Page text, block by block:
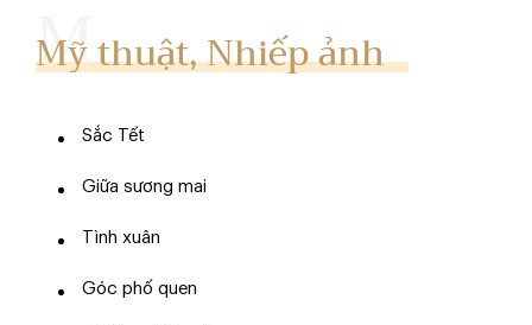
Mỹ thuật, Nhiếp ảnh
Sắc Tết
Giữa sương mai
Tình xuân
Góc phố quen